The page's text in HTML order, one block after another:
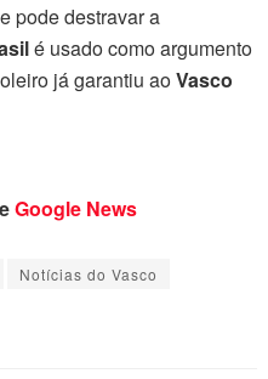
pode destravar a
é usado como argumento
já garantiu aoVasco
eGoogle News
Notícias do Vasco